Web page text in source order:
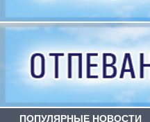
ПОПУЛЯРНЫЕ НОВОСТИ